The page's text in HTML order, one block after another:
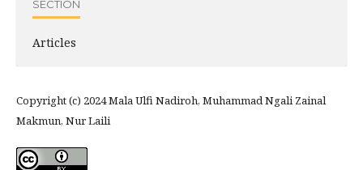
SECTION
Articles
Copyright (c) 2024 Mala Ulfi Nadiroh, Muhammad Ngali Zainal
Makmun, Nur Laili